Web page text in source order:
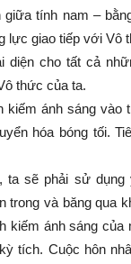
giữa tính nam –
lực giao tiếp với Vô
diện cho tất cả
thức của ta.
kiếm ánh sáng vào
hóa bóng tối.
ta sẽ phải sử
trong và băng qua
kiếm ánh sáng của
tích. Cuộc hôn